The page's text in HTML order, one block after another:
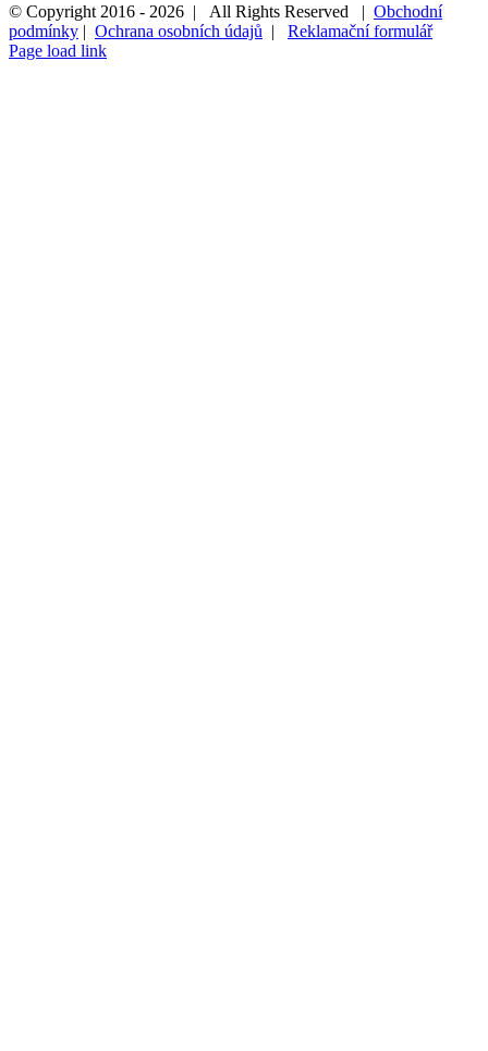
© Copyright 2016 - 2026 | All Rights Reserved | Obchodní
podmínky | Ochrana osobních údajů | Reklamační formulář
Page load link